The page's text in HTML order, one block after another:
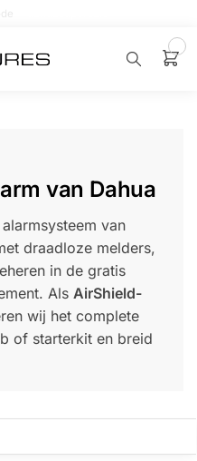
van Dahua
van
draadloze melders,
in de gratis
Als AirShield-
wij het complete
of starterkit en breid